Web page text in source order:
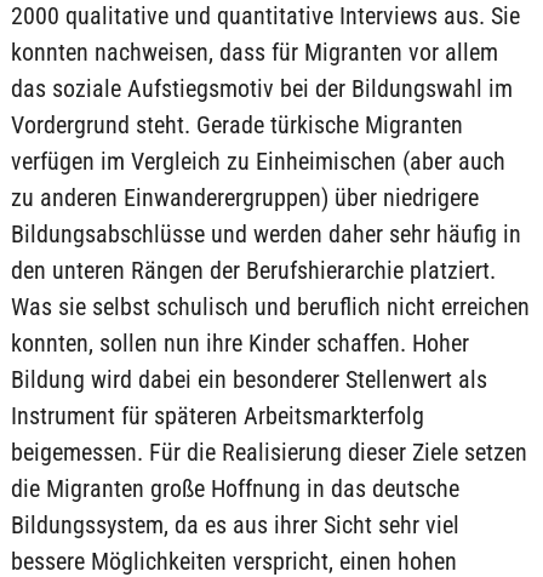
2000 qualitative und quantitative Interviews aus. Sie
konnten nachweisen, dass für Migranten vor allem
das soziale Aufstiegsmotiv bei der Bildungswahl im
Vordergrund steht. Gerade türkische Migranten
verfügen im Vergleich zu Einheimischen (aber auch
zu anderen Einwanderergruppen) über niedrigere
Bildungsabschlüsse und werden daher sehr häufig in
den unteren Rängen der Berufshierarchie platziert.
Was sie selbst schulisch und beruflich nicht erreichen
konnten, sollen nun ihre Kinder schaffen. Hoher
Bildung wird dabei ein besonderer Stellenwert als
Instrument für späteren Arbeitsmarkterfolg
beigemessen. Für die Realisierung dieser Ziele setzen
die Migranten große Hoffnung in das deutsche
Bildungssystem, da es aus ihrer Sicht sehr viel
bessere Möglichkeiten verspricht, einen hohen